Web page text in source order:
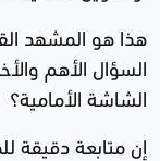
هذا هو المشهد
السؤال الأهم
الشاشة الأمامية؟
إن متابعة دقيقة